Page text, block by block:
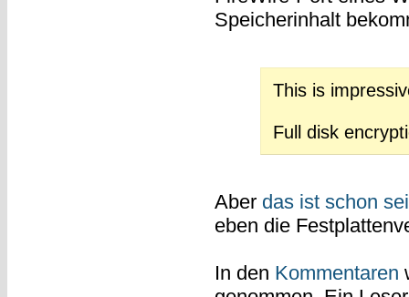
Speicherinhalt
This is
Full disk
Aber das ist schon
eben die
In den Kommentaren